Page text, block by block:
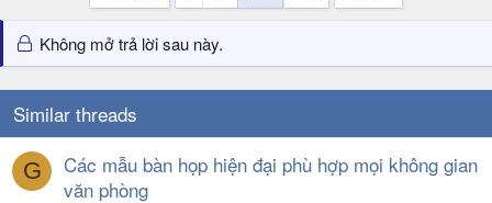
Không mở trả lời sau này.
Similar threads
G
Các mẫu bàn họp hiện đại phù hợp mọi không gian
văn phòng